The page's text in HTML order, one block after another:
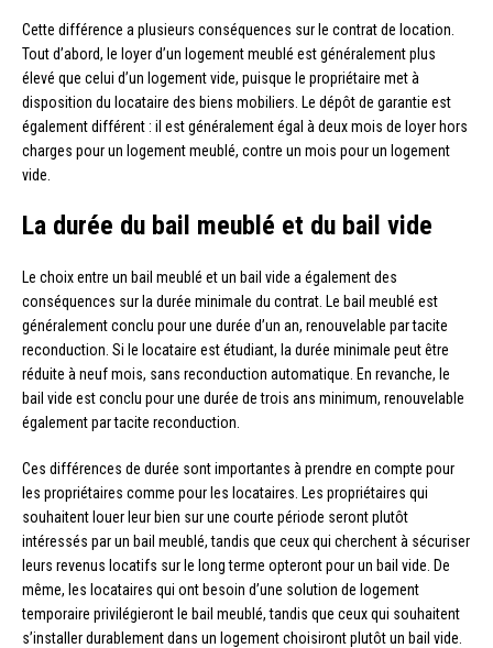
Cette différence a plusieurs conséquences sur le contrat de location.
Tout d’abord, le loyer d’un logement meublé est généralement plus
élevé que celui d’un logement vide, puisque le propriétaire met à
disposition du locataire des biens mobiliers. Le dépôt de garantie est
également différent : il est généralement égal à deux mois de loyer hors
charges pour un logement meublé, contre un mois pour un logement
vide.
La durée du bail meublé et du bail vide
Le choix entre un bail meublé et un bail vide a également des
conséquences sur la durée minimale du contrat. Le bail meublé est
généralement conclu pour une durée d’un an, renouvelable par tacite
reconduction. Si le locataire est étudiant, la durée minimale peut être
réduite à neuf mois, sans reconduction automatique. En revanche, le
bail vide est conclu pour une durée de trois ans minimum, renouvelable
également par tacite reconduction.
Ces différences de durée sont importantes à prendre en compte pour
les propriétaires comme pour les locataires. Les propriétaires qui
souhaitent louer leur bien sur une courte période seront plutôt
intéressés par un bail meublé, tandis que ceux qui cherchent à sécuriser
leurs revenus locatifs sur le long terme opteront pour un bail vide. De
même, les locataires qui ont besoin d’une solution de logement
temporaire privilégieront le bail meublé, tandis que ceux qui souhaitent
s’installer durablement dans un logement choisiront plutôt un bail vide.